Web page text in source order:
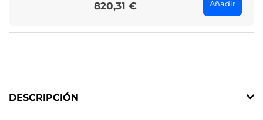
Price
820,31 € Añadir
DESCRIPCIÓN